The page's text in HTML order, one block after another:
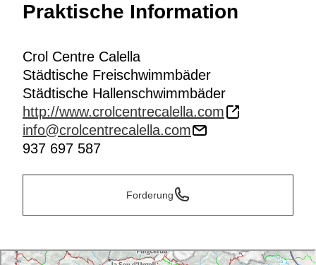
Praktische Information
Crol Centre Calella
Städtische Freischwimmbäder
Städtische Hallenschwimmbäder
http://www.crolcentrecalella.com
info@crolcentrecalella.com
937 697 587
Forderung